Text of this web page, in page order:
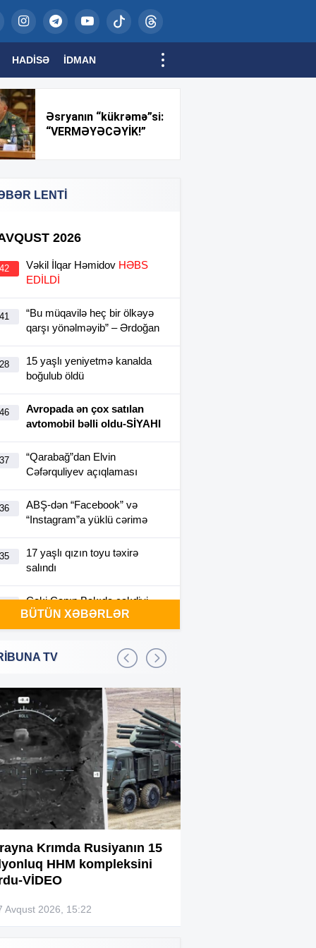
HADISƏ İDMAN
Əsryanın “kükrəmə”si:
“VERMƏYƏCƏYİK!”
LENTİ
2026
Vəkil İlqar Həmidov HƏBS
EDİLDİ
“Bu müqavilə heç bir ölkəyə
qarşı yönəlməyib” – Ərdoğan
15 yaşlı yeniyetmə kanalda
boğulub öldü
Avropada ən çox satılan
avtomobil bəlli oldu-SİYAHI
“Qarabağ”dan Elvin
Cəfərquliyev açıqlaması
ABŞ-dən “Facebook” və
“Instagram”a yüklü cərimə
17 yaşlı qızın toyu təxirə
salındı
Ceki Çanın Bakıda çəkdiyi
filmə görə Azərbaycan 1
milyon dollar ödəyə bilər?
Bakıda 2,5 milyon manata
Sərdar Ortaç xəstəxanaya
yerləşdirilib?
Rüşvətdə təqsirləndirilən 3
vəzifəli şəxsin məhkəməsi
başlayır
“Həyat yoldaşın istəmirsə,
Kiberpolis əməliyyat keçirdi:
Xarici saytları ələ keçirən
BÜTÜN XƏBƏRLƏR
TV
Krımda Rusiyanın 15
HHM kompleksini
VİDEO
Avqust 2026, 15:22